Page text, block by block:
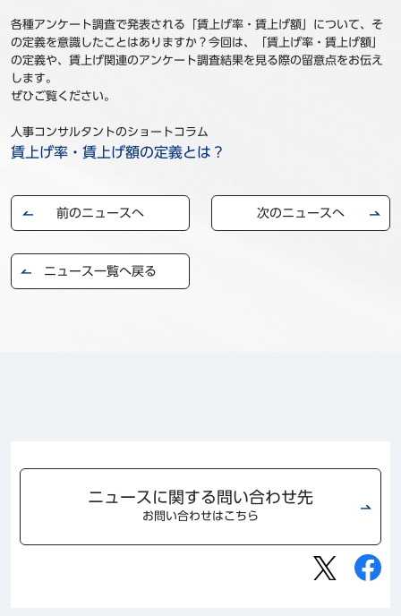
株主・投資家情報
出版書籍
事例
ニュース
お問い合わせ
各種アンケート調査で発表される「賃上げ率・賃上げ額」について、そ
の定義を意識したことはありますか？今回は、「賃上げ率・賃上げ額」
の定義や、賃上げ関連のアンケート調査結果を見る際の留意点をお伝え
します。
ぜひご覧ください。
人事コンサルタントのショートコラム
賃上げ率・賃上げ額の定義とは？
前のニュースへ 次のニュースへ
ニュース一覧へ戻る
ニュースに関する問い合わせ先
お問い合わせはこちら